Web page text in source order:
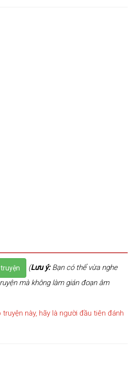
(Lưu ý:Bạn có thể vừa nghe
mà không làm gián đoạn âm
này, hãy là người đầu tiên đánh